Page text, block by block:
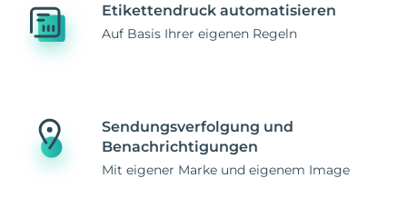
Etikettendruck automatisieren
Auf Basis Ihrer eigenen Regeln
Sendungsverfolgung und
Benachrichtigungen
Mit eigener Marke und eigenem Image